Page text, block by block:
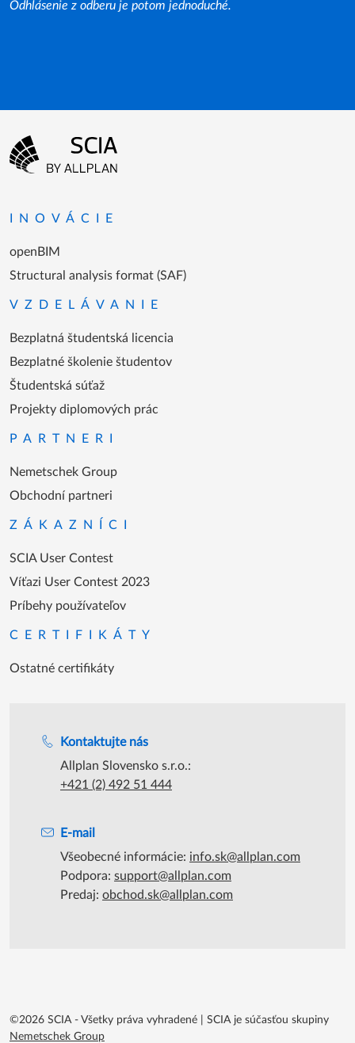
Odhlásenie z odberu je potom jednoduché.
Kontaktujte nás
Allplan Slovensko s.r.o.:
+421 (2) 492 51 444
E-mail
Všeobecné informácie: info.sk@allplan.com
Podpora: support@allplan.com
Predaj: obchod.sk@allplan.com
Menu v päte
INOVÁCIE
openBIM
Structural analysis format (SAF)
VZDELÁVANIE
Bezplatná študentská licencia
Bezplatné školenie študentov
Študentská súťaž
Projekty diplomových prác
PARTNERI
Nemetschek Group
Obchodní partneri
ZÁKAZNÍCI
SCIA User Contest
Víťazi User Contest 2023
Príbehy používateľov
CERTIFIKÁTY
Ostatné certifikáty
©2026 SCIA - Všetky práva vyhradené
SCIA je súčasťou skupiny
Nemetschek Group